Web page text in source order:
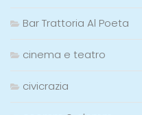
Bar Trattoria Al Poeta
cinema e teatro
civicrazia